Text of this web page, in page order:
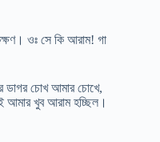
ওঃ সে কি আরাম! গা
ডাগর চোখ আমার চোখে,
আমার খুব আরাম হচ্ছিল।